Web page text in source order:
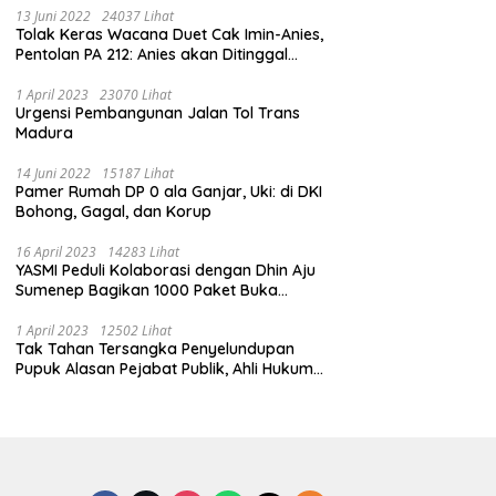
13 Juni 2022 24037 Lihat
Tolak Keras Wacana Duet Cak Imin-Anies,
Pentolan PA 212: Anies akan Ditinggal
1 April 2023 23070 Lihat
Urgensi Pembangunan Jalan Tol Trans
Madura
14 Juni 2022 15187 Lihat
Pamer Rumah DP 0 ala Ganjar, Uki: di DKI
Bohong, Gagal, dan Korup
16 April 2023 14283 Lihat
YASMI Peduli Kolaborasi dengan Dhin Aju
Sumenep Bagikan 1000 Paket Buka
1 April 2023 12502 Lihat
Tak Tahan Tersangka Penyelundupan
Pupuk Alasan Pejabat Publik, Ahli Hukum